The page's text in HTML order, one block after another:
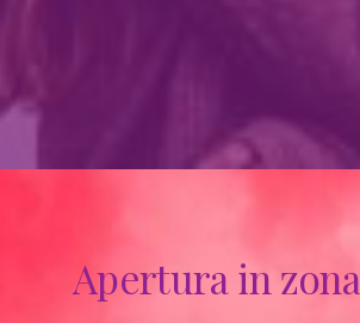
Aperturain zona